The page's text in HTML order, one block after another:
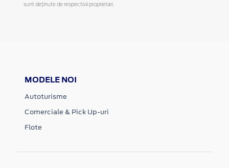
sunt deținute de respectivii proprietari.
MODELE NOI
Autoturisme
Comerciale & Pick Up-uri
Flote